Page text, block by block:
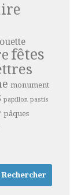
fêtes
monument
papillon pastis
pâques